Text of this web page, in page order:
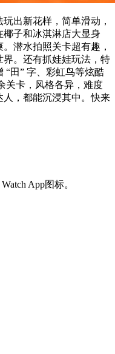
出新花样，简单滑动，
子和冰淇淋店大显身
潜水拍照关卡超有趣，
。还有抓娃娃玩法，特
“田” 字、彩虹鸟等炫酷
关卡，风格各异，难度
，都能沉浸其中。快来
App图标。